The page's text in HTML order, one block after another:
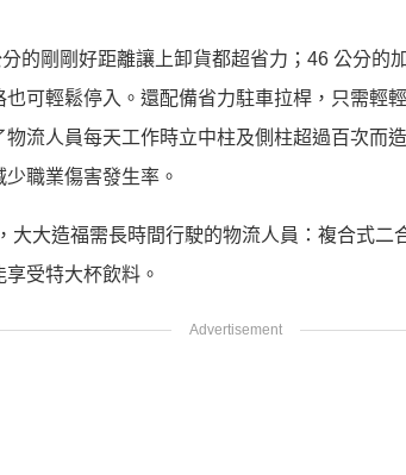
的剛剛好距離讓上卸貨都超省力；46 公分的
可輕鬆停入。還配備省力駐車拉桿，只需輕
流人員每天工作時立中柱及側柱超過百次而
職業傷害發生率。
大大造福需長時間行駛的物流人員：複合式
受特大杯飲料。